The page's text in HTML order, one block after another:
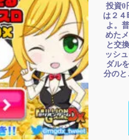
投資0
は２４
よ。
めた
と交
ッシ
ダル
分のと